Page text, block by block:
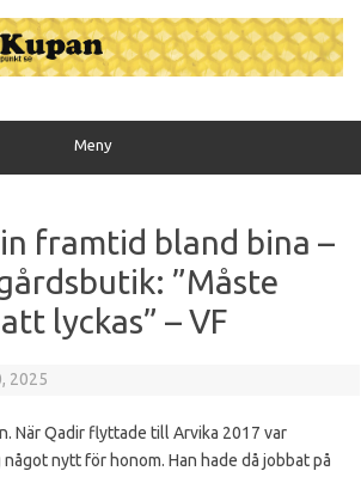
Meny
framtid bland bina –
”Måste
lyckas” – VF
2025
När Qadir flyttade till Arvika 2017 var
nytt för honom. Han hade då jobbat på